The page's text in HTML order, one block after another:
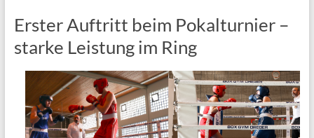
Erster Auftritt beim Pokalturnier –
starke Leistung im Ring